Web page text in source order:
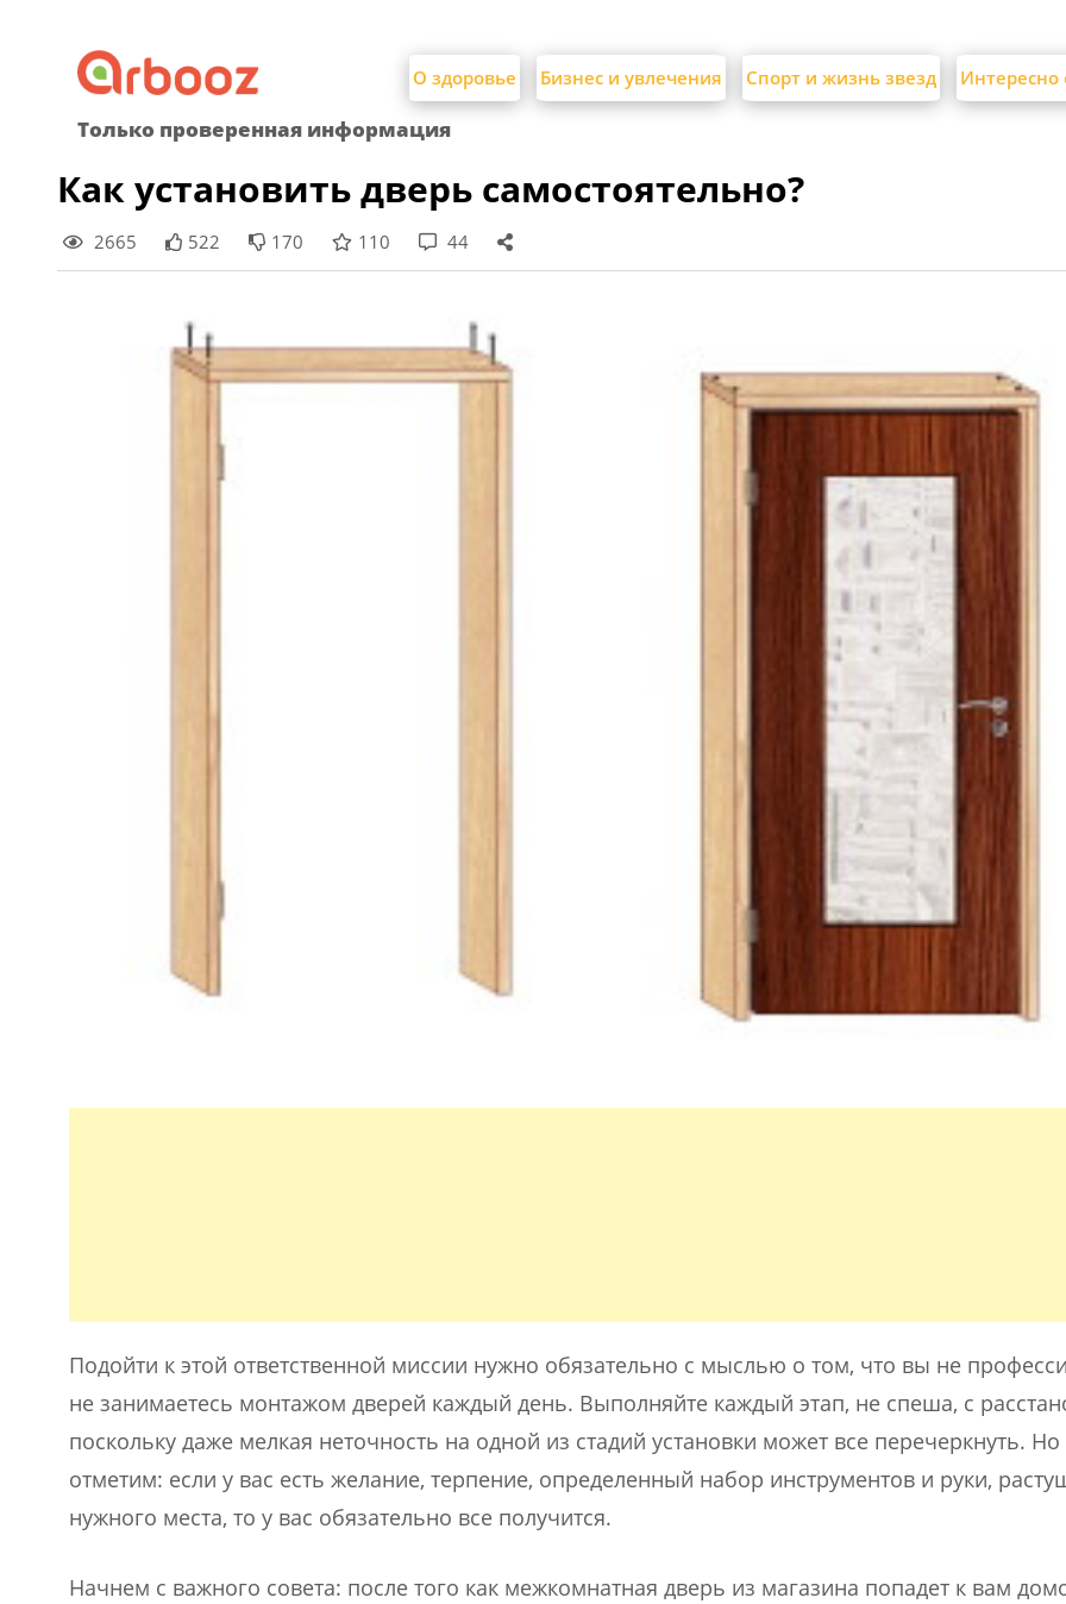
content
О здоровье Бизнес и увлечения Спорт и жизнь звезд
Только проверенная информация
Как установить дверь самостоятельно?
2665 522 170 110 44
Подойти к этой ответственной миссии нужно обязательно с мыслью о том, что вы не
не занимаетесь монтажом дверей каждый день. Выполняйте каждый этап, не спеша, с
поскольку даже мелкая неточность на одной из стадий установки может все перечеркнуть. Но
отметим: если у вас есть желание, терпение, определенный набор инструментов и руки,
нужного места, то у вас обязательно все получится.
Начнем с важного совета: после того как межкомнатная дверь из магазина попадет к вам